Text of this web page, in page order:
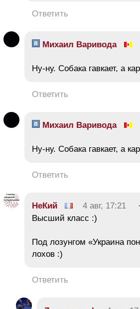
Ответить
Михаил Варивода
Ну-ну. Собака гавкает, а
Ответить
Михаил Варивода
Ну-ну. Собака гавкает, а
Ответить
НеКий 4 авг, 17:21
Высший класс :)
Под лозунгом «Украина
лохов :)
Ответить